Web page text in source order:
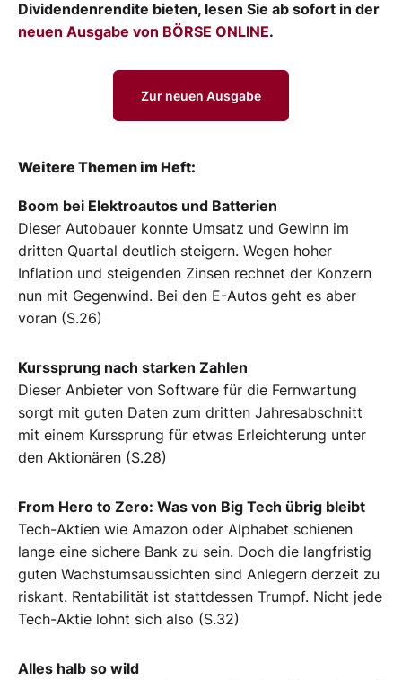
Dividendenrendite bieten, lesen Sie ab sofort in der
neuen Ausgabe von BÖRSE ONLINE.
Zur neuen Ausgabe
Weitere Themen im Heft:
Boom bei Elektroautos und Batterien
Dieser Autobauer konnte Umsatz und Gewinn im
dritten Quartal deutlich steigern. Wegen hoher
Inflation und steigenden Zinsen rechnet der Konzern
nun mit Gegenwind. Bei den E-Autos geht es aber
voran (S.26)
Kurssprung nach starken Zahlen
Dieser Anbieter von Software für die Fernwartung
sorgt mit guten Daten zum dritten Jahresabschnitt
mit einem Kurssprung für etwas Erleichterung unter
den Aktionären (S.28)
From Hero to Zero: Was von Big Tech übrig bleibt
Tech-Aktien wie Amazon oder Alphabet schienen
lange eine sichere Bank zu sein. Doch die langfristig
guten Wachstumsaussichten sind Anlegern derzeit zu
riskant. Rentabilität ist stattdessen Trumpf. Nicht jede
Tech-Aktie lohnt sich also (S.32)
Alles halb so wild